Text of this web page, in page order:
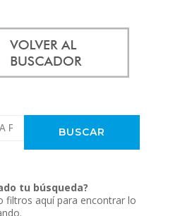
tu búsqueda?
filtros aquí para encontrar lo